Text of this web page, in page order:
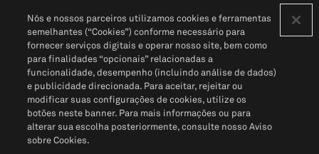
Política de PrivacidadePortal de privacidade do cliente (em inglês)
Não Venda Minhas Informações Pessoais© 2026 S&P Global
Nós e nossos parceiros utilizamos cookies e ferramentas
semelhantes (“Cookies”) conforme necessário para
fornecer serviços digitais e operar nosso site, bem como
para finalidades “opcionais” relacionadas a
funcionalidade, desempenho (incluindo análise de dados)
e publicidade direcionada. Para aceitar, rejeitar ou
modificar suas configurações de cookies, utilize os
botões neste banner. Para mais informações ou para
alterar sua escolha posteriormente, consulte nosso Aviso
sobre Cookies.